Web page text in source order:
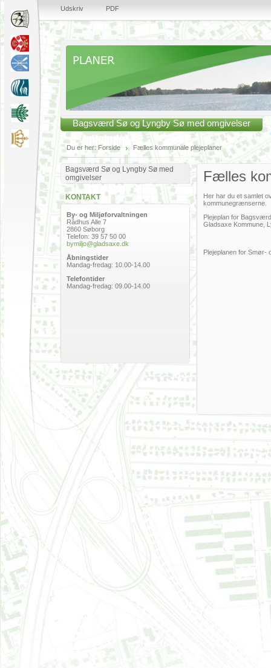
Udskriv PDF
Bagsværd Sø og Lyngby Sø med omgivelser
Du er her:Forside Fælles kommunale plejeplaner
Bagsværd Sø og Lyngby Sø med
omgivelser
KONTAKT
By- og Miljøforvaltningen
Rådhus Alle 7
2860 Søborg
Telefon: 39 57 50 00
bymiljo@gladsaxe.dk
Åbningstider
Mandag-fredag: 10.00-14.00
Telefontider
Mandag-fredag: 09.00-14.00
Fælles
Her har du et samlet
kommunegrænserne.
Plejeplan for
Gladsaxe Kommune,
Plejeplanen for Smør-